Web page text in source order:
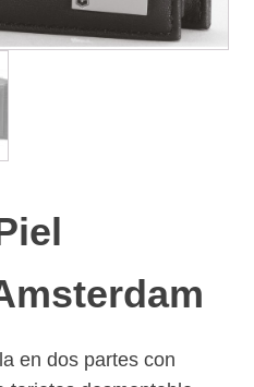
en dos partes con